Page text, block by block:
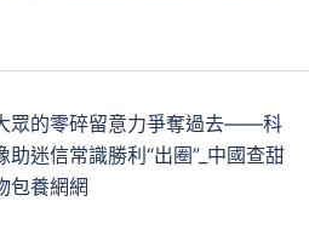
眾的零碎留意力爭奪過去——科
助迷信常識勝利“出圈”_中國查甜
包養網網